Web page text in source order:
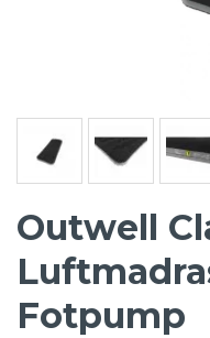
Outwell
Fotpump